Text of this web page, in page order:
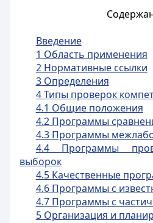
Введение
1 Область применения
2 Нормативные ссылки
3 Определения
4 Типы проверок
4.1 Общие положения
4.2 Программы
4.3 Программы
4.4 Программы
выборок
4.5 Качественные
4.6 Программы с
4.7 Программы с
5 Организация и